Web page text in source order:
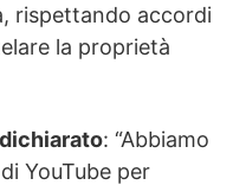
rispettando accordi
la proprietà
: “Abbiamo
YouTube per